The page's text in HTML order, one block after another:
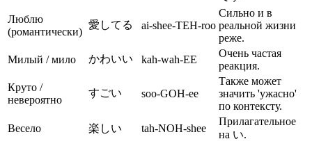
Люблю
(романтически)
愛してる ai-shee-TEH-roo
Сильно и в
реальной жизни
реже.
Милый / мило
かわいい kah-wah-EE
Очень частая
реакция.
Круто /
невероятно
すごい soo-GOH-ee
Также может
значить 'ужасно'
по контексту.
Весело
楽しい tah-NOH-shee
Прилагательное
на い.